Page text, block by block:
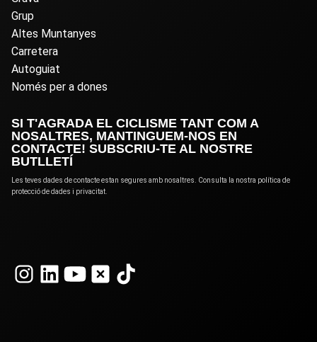
Grup
Altes Muntanyes
Carretera
Autoguiat
Només per a dones
SI T'AGRADA EL CICLISME TANT COM A
NOSALTRES, MANTINGUEM-NOS EN
CONTACTE! SUBSCRIU-TE AL NOSTRE
BUTLLETÍ
Les teves dades de contacte estan segures amb nosaltres. Consulta la nostra política de
protecció de dades i privacitat.